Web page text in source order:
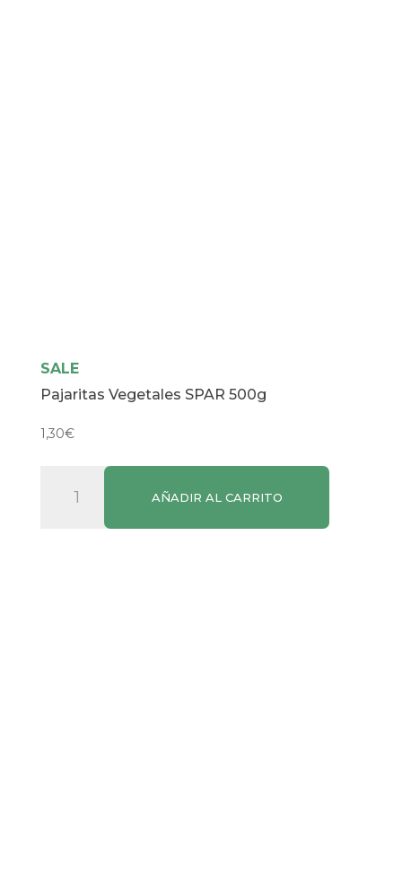
SALE
Pajaritas Vegetales SPAR 500g
1,30€
Vegetales
AÑADIR AL CARRITO